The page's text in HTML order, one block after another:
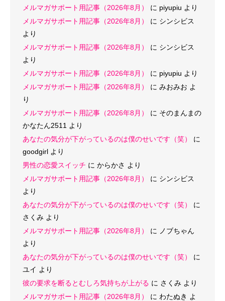
メルマガサポート用記事（2026年8月）
に piyupiu より
メルマガサポート用記事（2026年8月）
に シンシビス
より
メルマガサポート用記事（2026年8月）
に シンシビス
より
メルマガサポート用記事（2026年8月）
に piyupiu より
メルマガサポート用記事（2026年8月）
に みおみお よ
り
メルマガサポート用記事（2026年8月）
に そのまんまの
かなたん2511 より
あなたの気分が下がっているのは僕のせいです（笑）
に
goodgirl より
男性の恋愛スイッチ に からかさ より
メルマガサポート用記事（2026年8月）
に シンシビス
より
あなたの気分が下がっているのは僕のせいです（笑）
に
さくみ より
メルマガサポート用記事（2026年8月）
に
ノブちゃん
より
あなたの気分が下がっているのは僕のせいです（笑）
に
ユイ より
彼の要求を断るとむしろ気持ちが上がる に さくみ より
メルマガサポート用記事（2026年8月）
に わたぬき よ